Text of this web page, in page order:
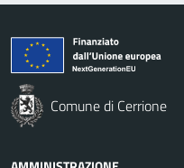
Comune di Cerrione